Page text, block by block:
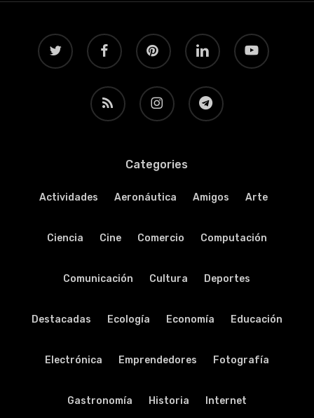
twitter facebook pinterest linkedin youtube
RSS instagram telegram
Categories
Actividades Aeronáutica Amigos Arte
Ciencia Cine Comercio Computación
Comunicación Cultura Deportes
Destacadas Ecología Economía Educación
Electrónica Emprendedores Fotografía
Gastronomía Historia Internet